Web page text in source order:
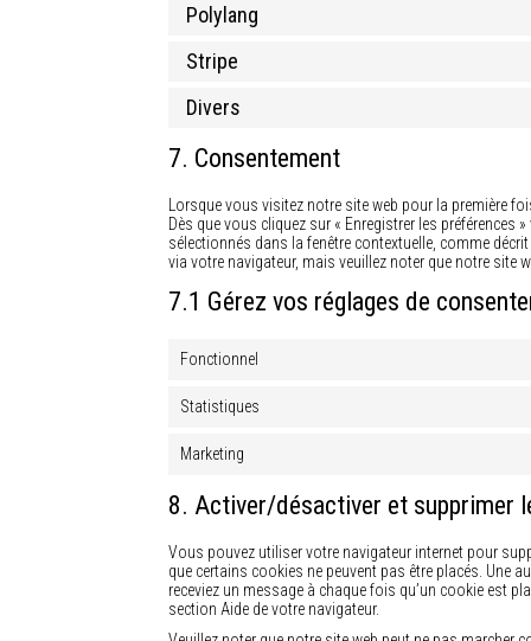
Polylang
Stripe
Divers
7. Consentement
Lorsque vous visitez notre site web pour la première
Dès que vous cliquez sur « Enregistrer les
sélectionnés dans la fenêtre contextuelle, comme
via votre navigateur, mais veuillez noter que notre site
7.1 Gérez vos réglages de
Fonctionnel
Statistiques
Marketing
8. Activer/désactiver et supprimer
Vous pouvez utiliser votre navigateur internet pour
que certains cookies ne peuvent pas être placés. Une
receviez un message à chaque fois qu’un cookie est
section Aide de votre navigateur.